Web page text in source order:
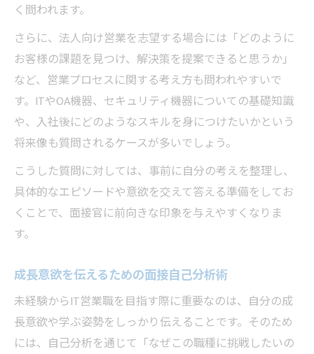
く問われます。
さらに、法人向け営業を志望する場合には「どのように
お客様の課題を見つけ、解決策を提案できると思うか」
など、営業プロセスに関する考え方も問われやすいで
す。ITやOA機器、セキュリティ機器についての基礎知識
や、入社後にどのようなスキルを身につけたいかという
将来像も質問されるケースが多いでしょう。
こうした質問に対しては、事前に自分の考えを整理し、
具体的なエピソードや意欲を交えて答える準備をしてお
くことで、面接官に前向きな印象を与えやすくなりま
す。
成長意欲を伝えるための面接自己分析術
未経験からIT営業職を目指す際に重要なのは、自分の成
長意欲や学ぶ姿勢をしっかり伝えることです。そのため
には、自己分析を通じて「なぜこの職種に挑戦したいの